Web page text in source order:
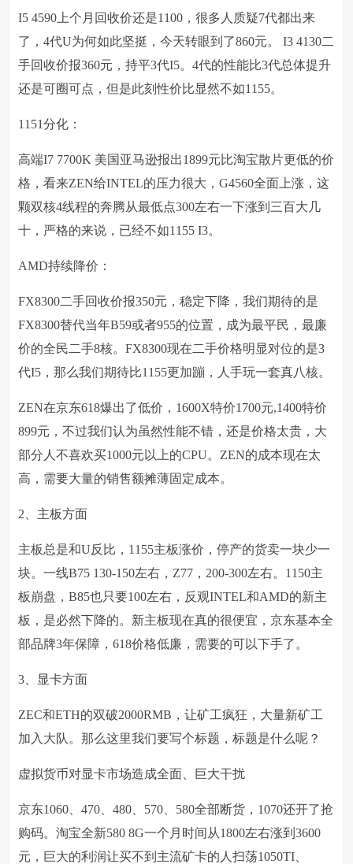
I5 4590上个月回收价还是1100，很多人质疑7代都出来
了，4代U为何如此坚挺，今天转眼到了860元。 I3 4130二
手回收价报360元，持平3代I5。4代的性能比3代总体提升
还是可圈可点，但是此刻性价比显然不如1155。
1151分化：
高端I7 7700K 美国亚马逊报出1899元比淘宝散片更低的价
格，看来ZEN给INTEL的压力很大，G4560全面上涨，这
颗双核4线程的奔腾从最低点300左右一下涨到三百大几
十，严格的来说，已经不如1155 I3。
AMD持续降价：
FX8300二手回收价报350元，稳定下降，我们期待的是
FX8300替代当年B59或者955的位置，成为最平民，最廉
价的全民二手8核。FX8300现在二手价格明显对位的是3
代I5，那么我们期待比1155更加蹦，人手玩一套真八核。
ZEN在京东618爆出了低价，1600X特价1700元,1400特价
899元，不过我们认为虽然性能不错，还是价格太贵，大
部分人不喜欢买1000元以上的CPU。ZEN的成本现在太
高，需要大量的销售额摊薄固定成本。
2、主板方面
主板总是和U反比，1155主板涨价，停产的货卖一块少一
块。一线B75 130-150左右，Z77，200-300左右。1150主
板崩盘，B85也只要100左右，反观INTEL和AMD的新主
板，是必然下降的。新主板现在真的很便宜，京东基本全
部品牌3年保障，618价格低廉，需要的可以下手了。
3、显卡方面
ZEC和ETH的双破2000RMB，让矿工疯狂，大量新矿工
加入大队。那么这里我们要写个标题，标题是什么呢？
虚拟货币对显卡市场造成全面、巨大干扰
京东1060、470、480、570、580全部断货，1070还开了抢
购码。淘宝全新580 8G一个月时间从1800左右涨到3600
元，巨大的利润让买不到主流矿卡的人扫荡1050TI、